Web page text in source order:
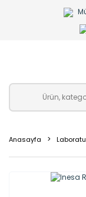
Anasayfa